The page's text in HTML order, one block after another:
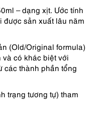
– dạng xịt. Ước tính
được sản xuất lâu năm
(Old/Original formula)
có khác biệt với
các thành phần tổng
trạng tương tự) tham